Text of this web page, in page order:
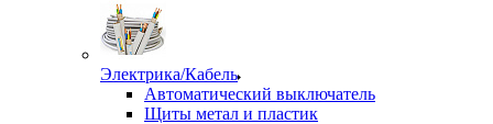
Электрика/Кабель
Автоматический выключатель
Щиты метал и пластик